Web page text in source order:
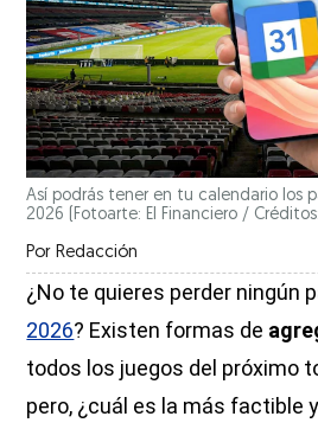
Así podrás tener en tu calendario los
2026 (Fotoarte: El Financiero /
Por Redacción
¿No te quieres perder ningún
2026? Existen formas de
todos los juegos del próximo
pero, ¿cuál es la más factible